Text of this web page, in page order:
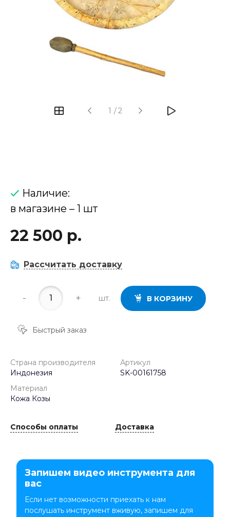
1 /2
Наличие:
в магазине – 1 шт
22 500 р.
Рассчитать доставку
- + шт. В КОРЗИНУ
Быстрый заказ
Страна производителя
Индонезия
Артикул
SK-00161758
Материал
Кожа Козы
Способы оплаты Доставка
Запишем видео инструмента для
вас
Если нет возможности приехать к нам
послушать инструмент вживую, запишем для